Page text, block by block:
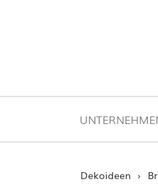
STARTSEITE
Dekoideen ›